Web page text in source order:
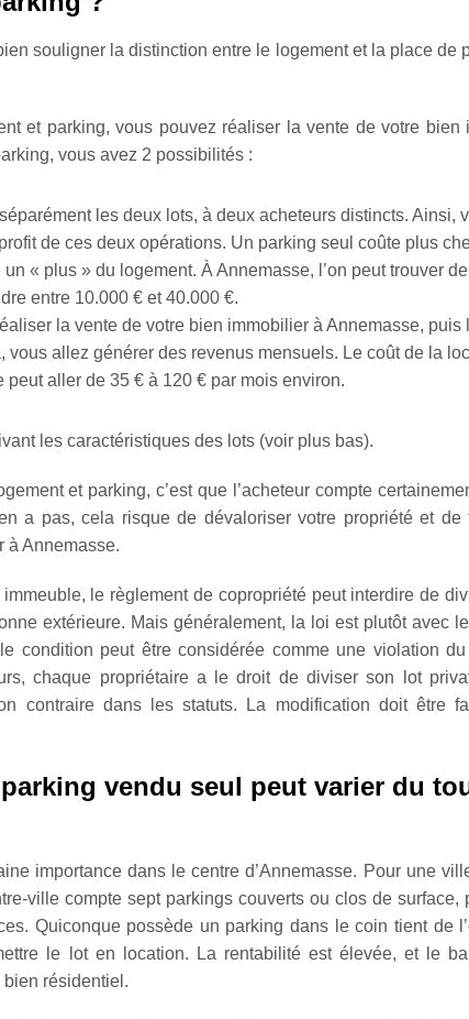
souligner la distinction entre le logement et la place de
et parking, vous pouvez réaliser la vente de votre bien
vous avez 2 possibilités :
les deux lots, à deux acheteurs distincts. Ainsi,
de ces deux opérations. Un parking seul coûte plus
« plus » du logement. À Annemasse, l’on peut trouver
entre 10.000 € et 40.000 €.
la vente de votre bien immobilier à Annemasse, puis
vous allez générer des revenus mensuels. Le coût de la
peut aller de 35 € à 120 € par mois environ.
les caractéristiques des lots (voir plus bas).
et parking, c’est que l’acheteur compte
a pas, cela risque de dévaloriser votre propriété et de
à Annemasse.
immeuble, le règlement de copropriété peut interdire de
extérieure. Mais généralement, la loi est plutôt avec
condition peut être considérée comme une violation
chaque propriétaire a le droit de diviser son lot
contraire dans les statuts. La modification doit être
vendu seul peut varier du
importance dans le centre d’Annemasse. Pour une
ville compte sept parkings couverts ou clos de surface,
Quiconque possède un parking dans le coin tient de
le lot en location. La rentabilité est élevée, et le
bien résidentiel.